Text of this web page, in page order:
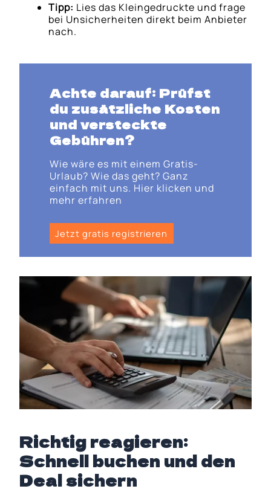
Tipp: Lies das Kleingedruckte und frage
bei Unsicherheiten direkt beim Anbieter
nach.
Achte darauf: Prüfst
du zusätzliche Kosten
und versteckte
Gebühren?
Wie wäre es mit einem Gratis-
Urlaub? Wie das geht? Ganz
einfach mit uns. Hier klicken und
mehr erfahren
Jetzt gratis registrieren
Richtig reagieren:
Schnell buchen und den
Deal sichern